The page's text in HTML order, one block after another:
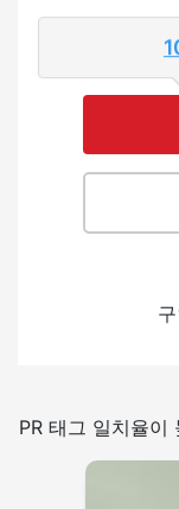
영어 또는 모국어
일본어를 쓰는 빈
PR 태그 일치율이